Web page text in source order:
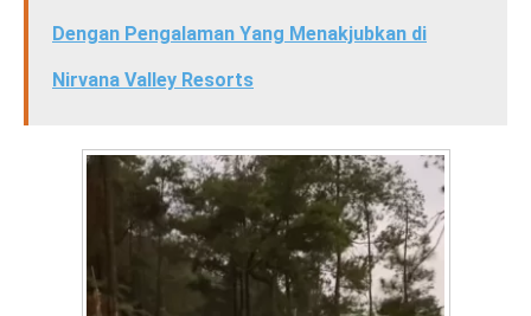
Dengan Pengalaman Yang Menakjubkan di
Nirvana Valley Resorts